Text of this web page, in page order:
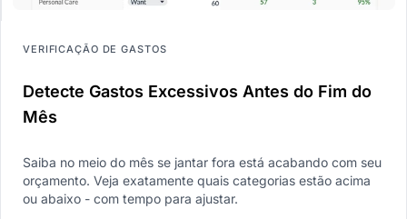
VERIFICAÇÃO DE GASTOS
Detecte Gastos Excessivos Antes do Fim do
Mês
Saiba no meio do mês se jantar fora está acabando com seu
orçamento. Veja exatamente quais categorias estão acima
ou abaixo - com tempo para ajustar.